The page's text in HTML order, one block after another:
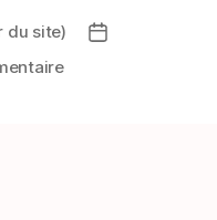
du site)
Date
sur